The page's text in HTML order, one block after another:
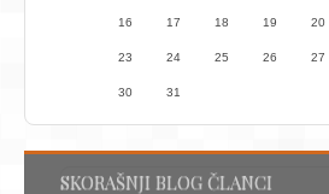
16 17 18 19 20
23 24 25 26 27
30 31
SKORAŠNJI BLOG ČLANCI